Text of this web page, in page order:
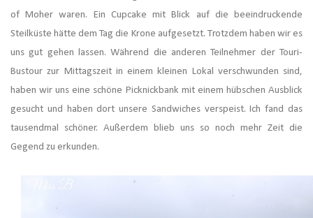
of Moher waren. Ein Cupcake mit Blick auf die beeindruckende
Steilküste hätte dem Tag die Krone aufgesetzt. Trotzdem haben wir es
uns gut gehen lassen. Während die anderen Teilnehmer der Touri-
Bustour zur Mittagszeit in einem kleinen Lokal verschwunden sind,
haben wir uns eine schöne Picknickbank mit einem hübschen Ausblick
gesucht und haben dort unsere Sandwiches verspeist. Ich fand das
tausendmal schöner. Außerdem blieb uns so noch mehr Zeit die
Gegend zu erkunden.